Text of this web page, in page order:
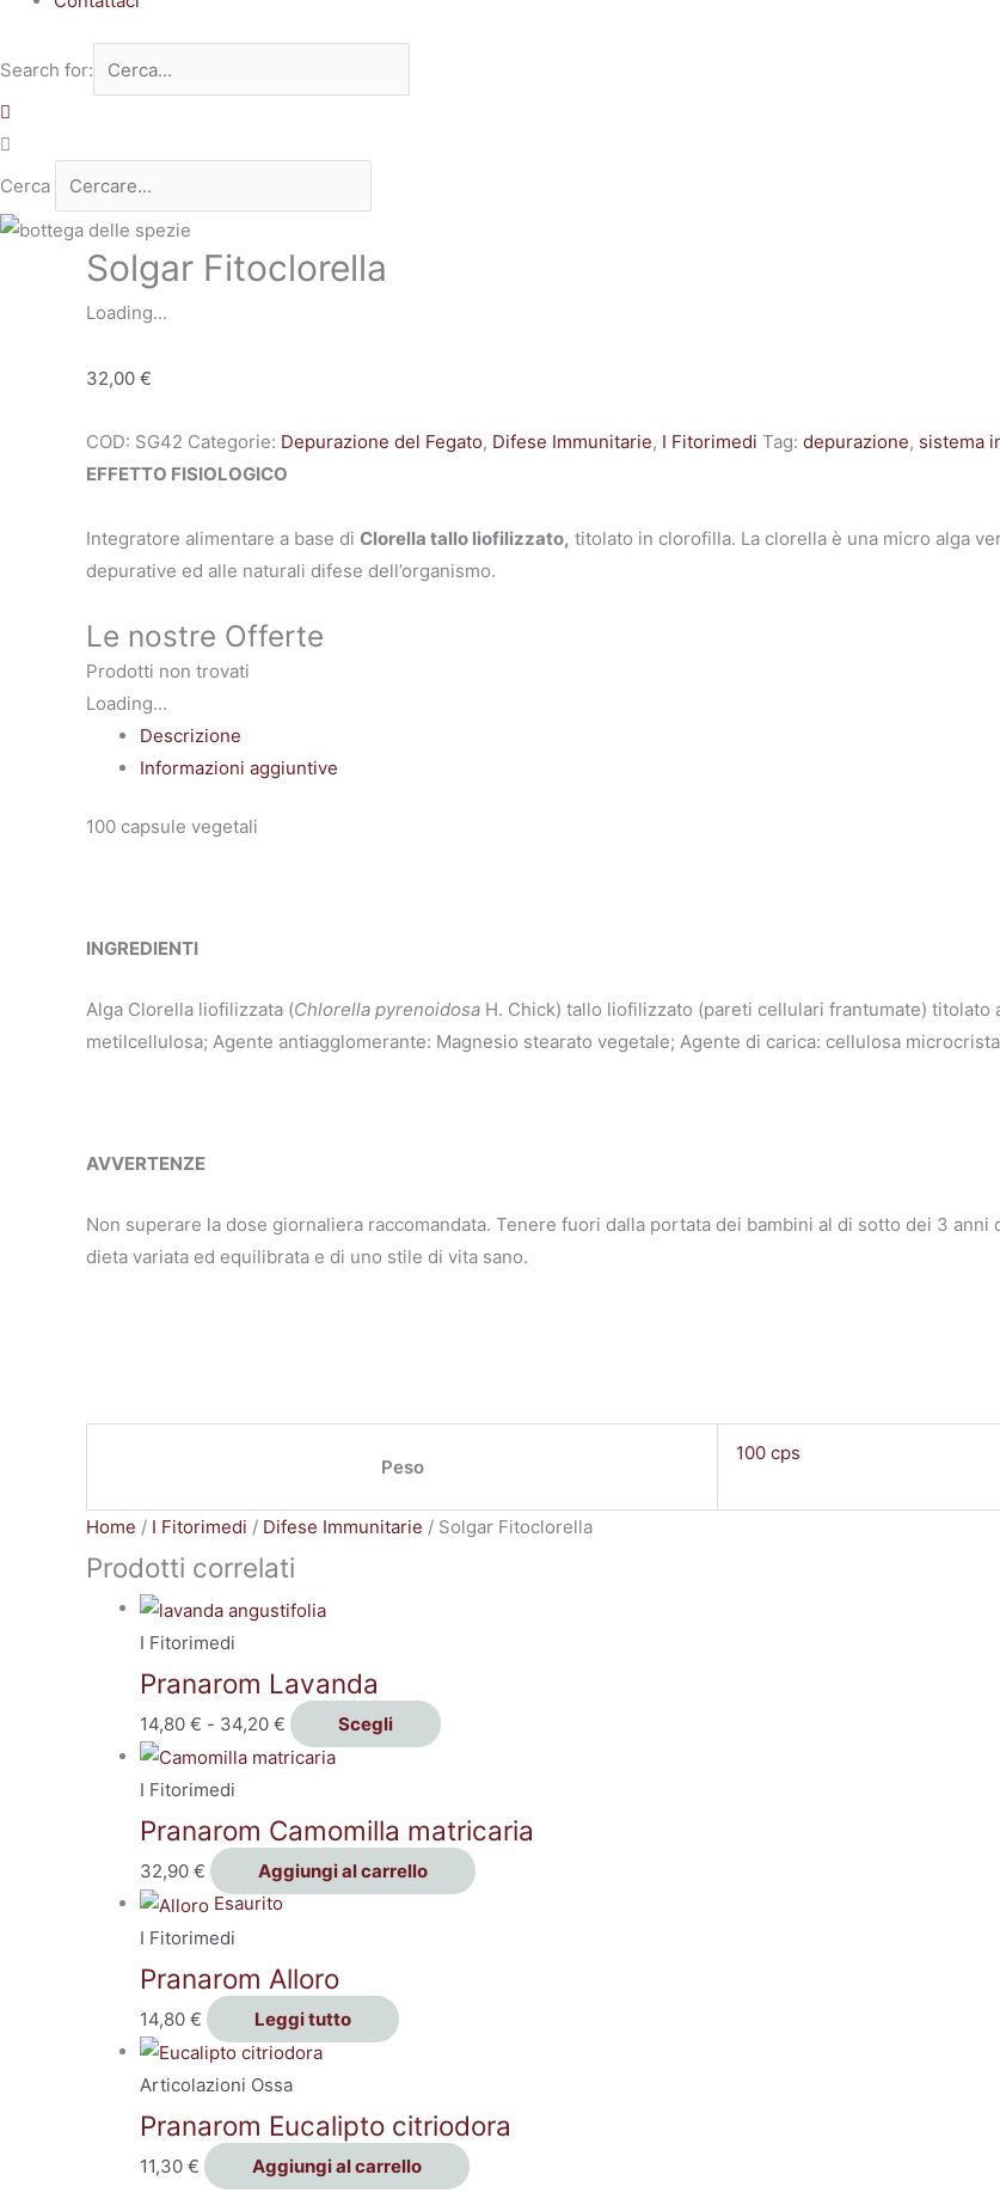
Search for:
Cerca
Solgar Fitoclorella
Loading...
32,00 €
COD: SG42 Categorie: Depurazione del Fegato, Difese Immunitarie, I Fitorimedi Tag: depurazione, sistema
EFFETTO FISIOLOGICO
Integratore alimentare a base di Clorella tallo liofilizzato, titolato in clorofilla. La clorella è una micro alga
depurative ed alle naturali difese dell’organismo.
Le nostre Offerte
Prodotti non trovati
Loading...
Descrizione
Informazioni aggiuntive
100 capsule vegetali
INGREDIENTI
Alga Clorella liofilizzata (Chlorella pyrenoidosa H. Chick) tallo liofilizzato (pareti cellulari frantumate)
metilcellulosa; Agente antiagglomerante: Magnesio stearato vegetale; Agente di carica: cellulosa
AVVERTENZE
Non superare la dose giornaliera raccomandata. Tenere fuori dalla portata dei bambini al di sotto dei 3
dieta variata ed equilibrata e di uno stile di vita sano.
Peso
100 cps
Home / I Fitorimedi / Difese Immunitarie / Solgar Fitoclorella
Prodotti correlati
I Fitorimedi
Pranarom Lavanda
14,80 € - 34,20 € Scegli
I Fitorimedi
Pranarom Camomilla matricaria
32,90 €
Aggiungi al carrello
Esaurito
I Fitorimedi
Pranarom Alloro
14,80 € Leggi tutto
Articolazioni Ossa
Pranarom Eucalipto citriodora
11,30 € Aggiungi al carrello